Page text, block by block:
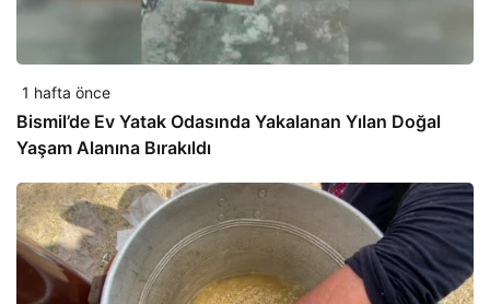
1 hafta önce
Bismil’de Ev Yatak Odasında Yakalanan Yılan Doğal
Yaşam Alanına Bırakıldı